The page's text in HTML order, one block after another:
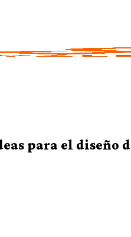
para el diseño